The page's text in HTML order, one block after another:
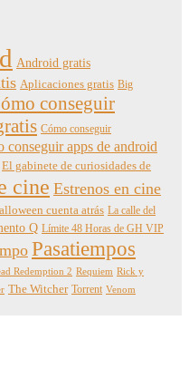
Android gratis
Aplicaciones gratis Big
conseguir
Cómo conseguir
conseguir apps de android
El gabinete de curiosidades de
cine Estrenos en cine
cuenta atrás La calle del
Q Límite 48 Horas de GH VIP
Pasatiempos
Redemption 2 Requiem Rick y
The Witcher Torrent Venom